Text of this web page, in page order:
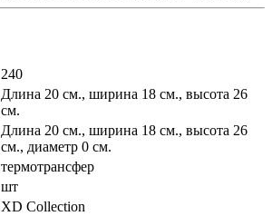
240
Длина 20 см., ширина 18 см., высота 26
см.
Длина 20 см., ширина 18 см., высота 26
см., диаметр 0 см.
термотрансфер
шт
XD Collection